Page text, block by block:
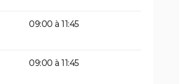
09:00 à 11:45
09:00 à 11:45